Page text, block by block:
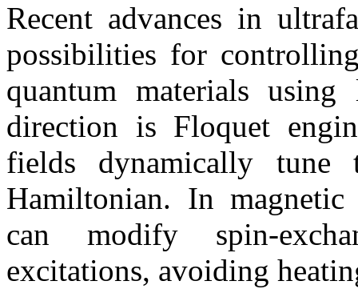
Recent advances in
possibilities for
quantum materials
direction is Floquet
fields dynamically tune
Hamiltonian. In magnetic
can modify spin-
excitations, avoiding